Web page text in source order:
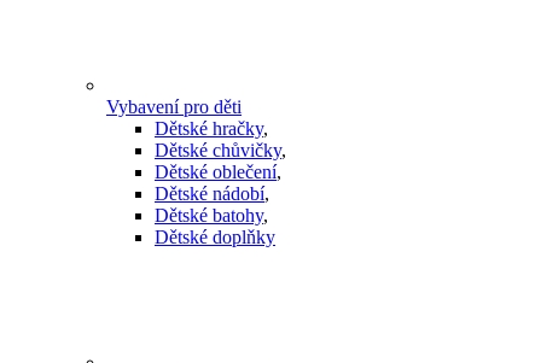
Vybavení pro děti
Dětské hračky,
Dětské chůvičky,
Dětské oblečení,
Dětské nádobí,
Dětské batohy,
Dětské doplňky